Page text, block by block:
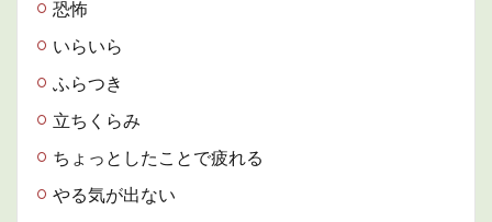
恐怖
いらいら
ふらつき
立ちくらみ
ちょっとしたことで疲れる
やる気が出ない